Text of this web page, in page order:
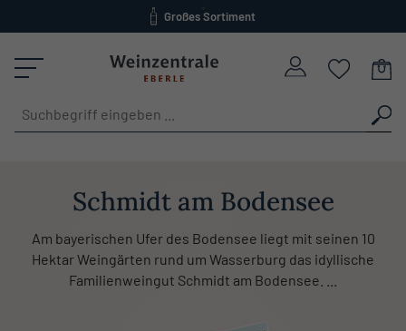
Großes Sortiment
Schmidt am Bodensee
Am bayerischen Ufer des Bodensee liegt mit seinen 10
Hektar Weingärten rund um Wasserburg das idyllische
Familienweingut Schmidt am Bodensee. ...